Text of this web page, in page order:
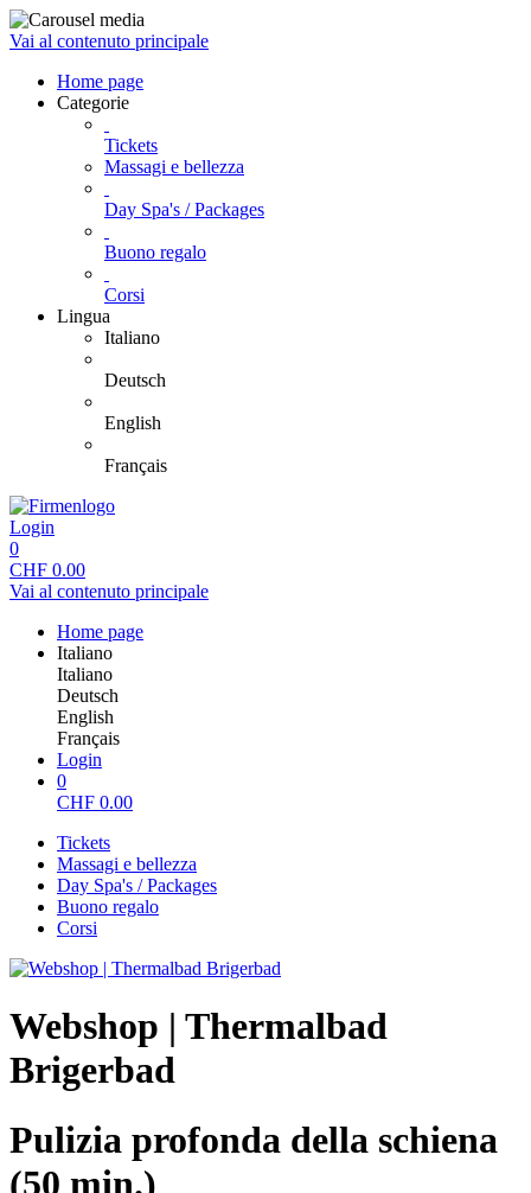
Vai al contenuto principale
Home page
Categorie
Tickets
Massagi e bellezza
Day Spa's / Packages
Buono regalo
Corsi
Lingua
Italiano
Deutsch
English
Français
Login
0
CHF 0.00
Vai al contenuto principale
Home page
Italiano
Italiano
Deutsch
English
Français
Login
0
CHF 0.00
Tickets
Massagi e bellezza
Day Spa's / Packages
Buono regalo
Corsi
Webshop | Thermalbad
Brigerbad
Pulizia profonda della schiena
(50 min.)